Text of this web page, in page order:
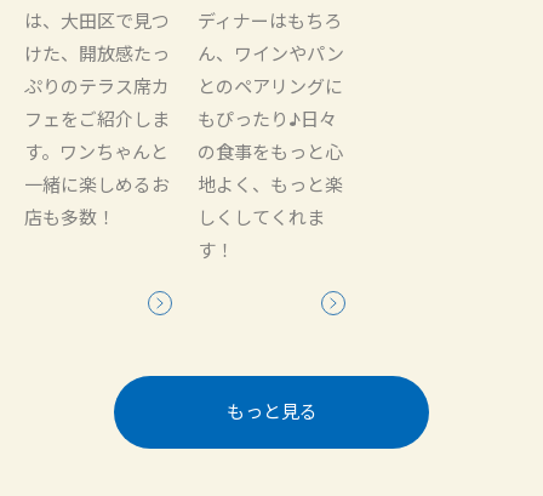
は、大田区で見つ
けた、開放感たっ
ぷりのテラス席カ
フェをご紹介しま
す。ワンちゃんと
一緒に楽しめるお
店も多数！
ディナーはもちろ
ん、ワインやパン
とのペアリングに
もぴったり♪日々
の食事をもっと心
地よく、もっと楽
しくしてくれま
す！
もっと見る